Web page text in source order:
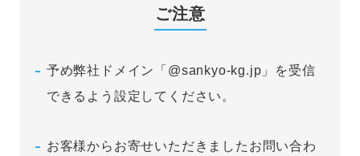
ご注意
予め弊社ドメイン「@sankyo-kg.jp」を受信
できるよう設定してください。
お客様からお寄せいただきましたお問い合わ